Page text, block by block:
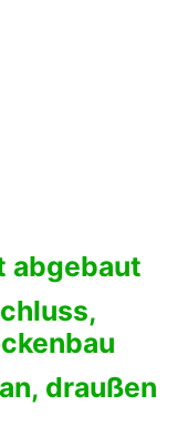
abgebaut
draußen